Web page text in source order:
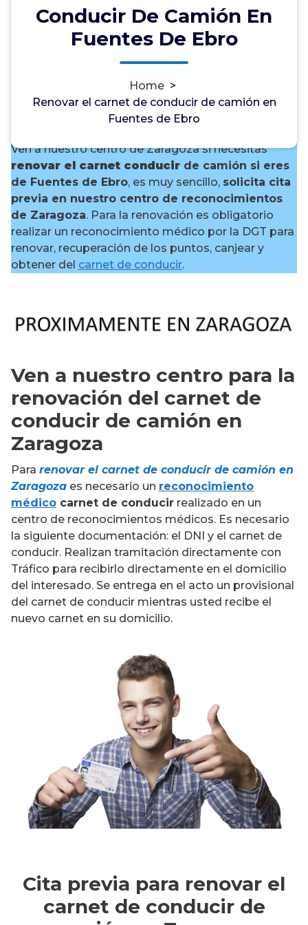
Conducir De Camión En
Fuentes De Ebro
Home >
Renovar el carnet de conducir de camión en
Fuentes de Ebro
¿Necesitas renovar el carnet
de conducir de camión en
Fuentes de Ebro?
Ven a nuestro centro de Zaragoza si necesitas
renovar el carnet conducir de camión si eres
de Fuentes de Ebro, es muy sencillo, solicita cita
previa en nuestro centro de reconocimientos
de Zaragoza. Para la renovación es obligatorio
realizar un reconocimiento médico por la DGT para
renovar, recuperación de los puntos, canjear y
obtener del carnet de conducir.
Ven a nuestro centro para la
renovación del carnet de
conducir de camión en
Zaragoza
Para renovar el carnet de conducir de camión en
Zaragoza es necesario un reconocimiento
médico carnet de conducir realizado en un
centro de reconocimientos médicos. Es necesario
la siguiente documentación: el DNI y el carnet de
conducir. Realizan tramitación directamente con
Tráfico para recibirlo directamente en el domicilio
del interesado. Se entrega en el acto un provisional
del carnet de conducir mientras usted recibe el
nuevo carnet en su domicilio.
Cita previa para renovar el
carnet de conducir de